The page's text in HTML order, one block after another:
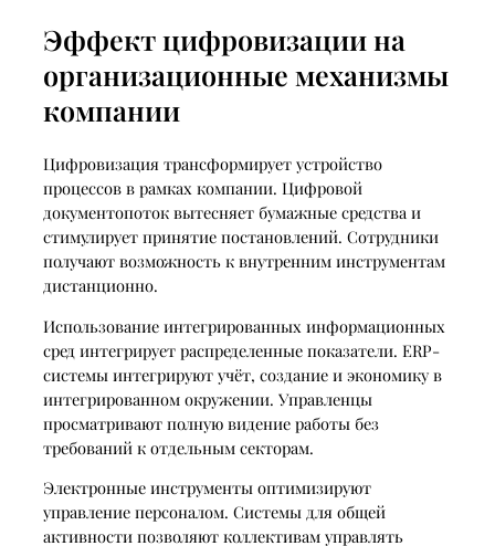
Эффект цифровизации на
организационные механизмы
компании
Цифровизация трансформирует устройство
процессов в рамках компании. Цифровой
документопоток вытесняет бумажные средства и
стимулирует принятие постановлений. Сотрудники
получают возможность к внутренним инструментам
дистанционно.
Использование интегрированных информационных
сред интегрирует распределенные показатели. ERP-
системы интегрируют учёт, создание и экономику в
интегрированном окружении. Управленцы
просматривают полную видение работы без
требований к отдельным секторам.
Электронные инструменты оптимизируют
управление персоналом. Системы для общей
активности позволяют коллективам управлять